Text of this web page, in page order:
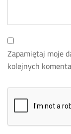
Zapamiętaj moje
kolejnych